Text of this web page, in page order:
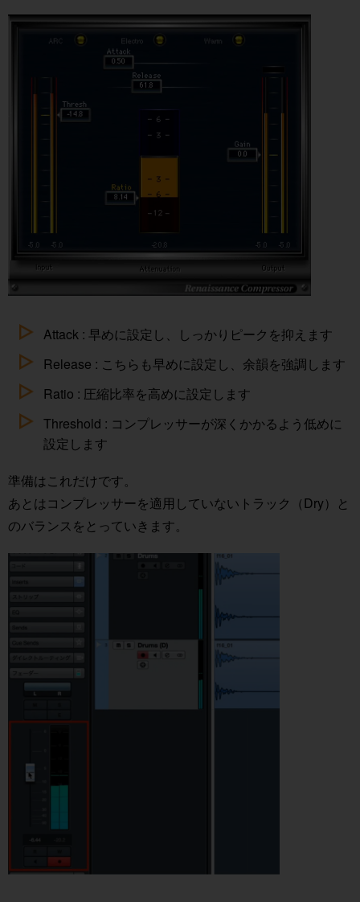
Attack : 早めに設定し、しっかりピークを抑えます
Release : こちらも早めに設定し、余韻を強調します
Ratio : 圧縮比率を高めに設定します
Threshold : コンプレッサーが深くかかるよう低めに
設定します
準備はこれだけです。
あとはコンプレッサーを適用していないトラック（Dry）と
のバランスをとっていきます。